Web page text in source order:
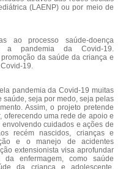
(LAENP) ou por meio de
ao processo saúde-doença
a pandemia da Covid-19.
da saúde da criança e
19.
pandemia da Covid-19 muitas
saúde, seja por medo, seja pelas
Assim, o projeto pretende
oferecendo uma rede de apoio e
cuidados e ações de
recém nascidos, crianças e
e o manejo de acidentes
extensionista visa aprofundar
enfermagem, como saúde
da criança e adolescente,